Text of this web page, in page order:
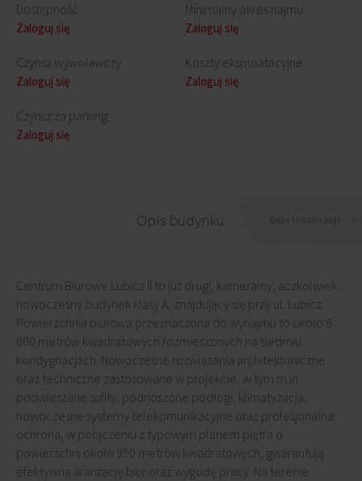
Dostępność
Zaloguj się
Czynsz wywoławczy
Zaloguj się
Czynsz za parking
Zaloguj się
Minimalny okres najmu
Zaloguj się
Koszty eksploatacyjne
Zaloguj się
Opis budynku
Centrum Biurowe Lubicz II to już drugi, kameralny, aczkolwiek
nowoczesny budynek klasy A, znajdujący się przy ul. Lubicz.
Powierzchnia biurowa przeznaczona do wynajmu to około 6
000 metrów kwadratowych rozmieszonych na siedmiu
kondygnacjach. Nowoczesne rozwiązania architektoniczne
oraz techniczne zastosowane w projekcie, w tym m.in.:
podwieszane sufity, podnoszone podłogi, klimatyzacja,
nowoczesne systemy telekomunikacyjne oraz profesjonalna
ochrona, w połączeniu z typowym planem piętra o
powierzchni około 950 metrów kwadratowych, gwarantują
efektywną aranżację biur oraz wygodę pracy. Na terenie